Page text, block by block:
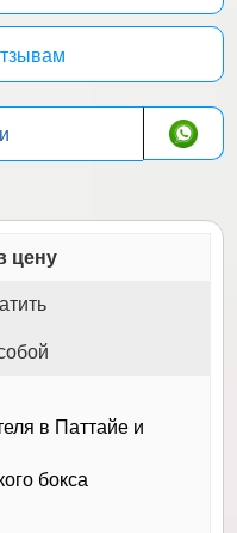
цену
в Паттайе и
бокса